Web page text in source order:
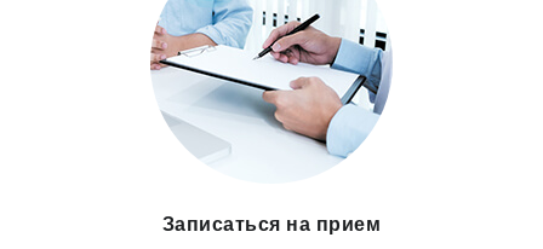
Записаться на прием